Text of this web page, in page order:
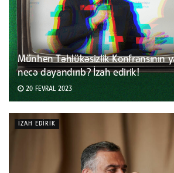
Münhen Təhlükəsizlik Konfransının
necə dayandırıb? İzah edirik!
20 FEVRAL 2023
İZAH EDIRIK